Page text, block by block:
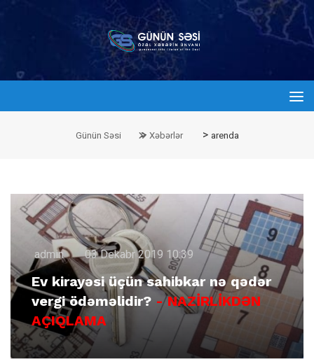
Günün Səsi > Xəbərlər > arenda
admin 03 Dekabr 2019 10:39
Ev kirayəsi üçün sahibkar nə qədər
vergi ödəməlidir? - NAZİRLİKDƏN
AÇIQLAMA